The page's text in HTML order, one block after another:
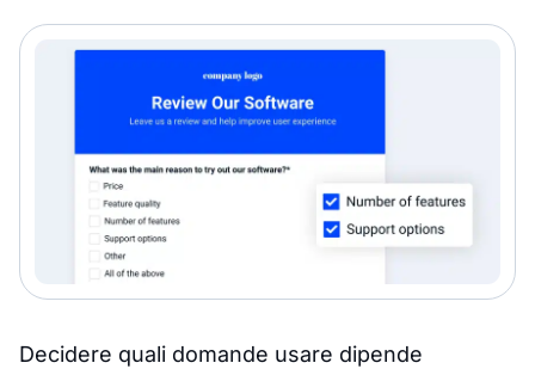
Decidere quali domande usare dipende